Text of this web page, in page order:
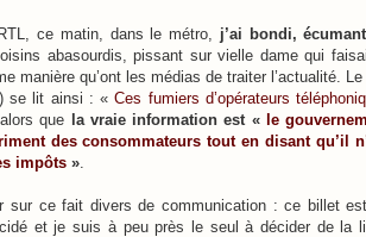
ce matin, dans le métro, j’ai bondi,
abasourdis, pissant sur vielle dame qui
manière qu’ont les médias de traiter l’actualité.
se lit ainsi : «Ces fumiers d’opérateurs
que la vraie information est «le
des consommateurs tout en disant qu’il
impôts »
sur ce fait divers de communication : ce billet
et je suis à peu près le seul à décider de la